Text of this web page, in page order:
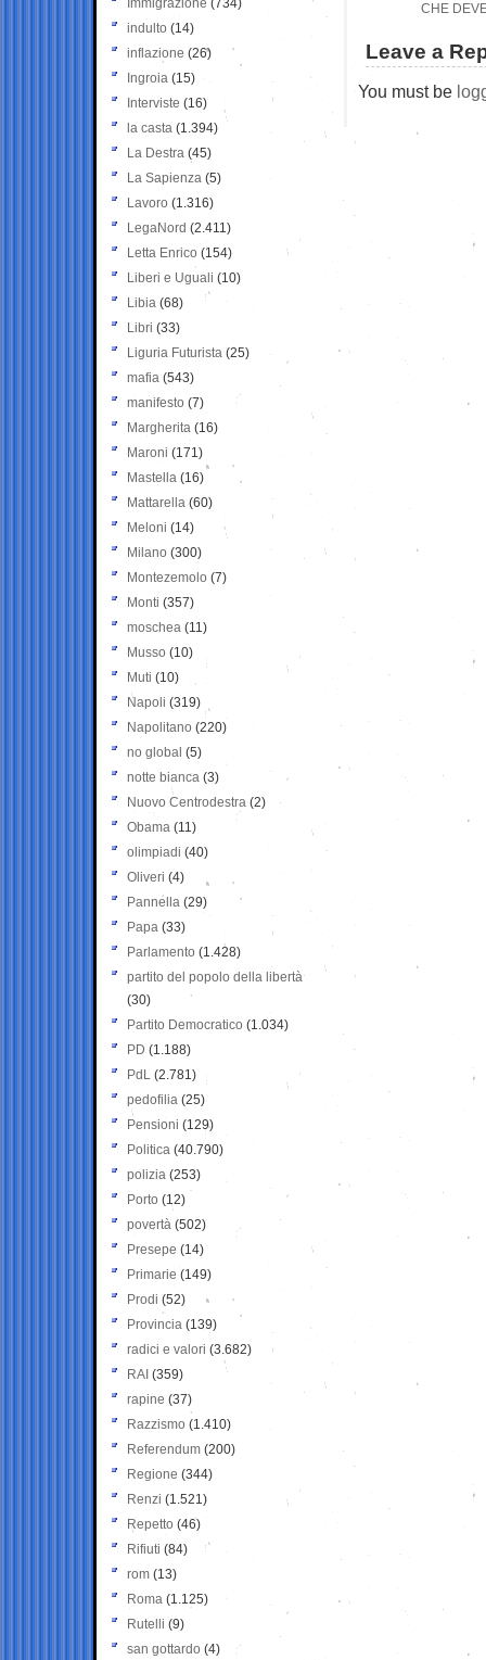
CHE
Leave a
You must be
Immigrazione (734)
indulto (14)
inflazione (26)
Ingroia (15)
Interviste (16)
la casta (1.394)
La Destra (45)
La Sapienza (5)
Lavoro (1.316)
LegaNord (2.411)
Letta Enrico (154)
Liberi e Uguali (10)
Libia (68)
Libri (33)
Liguria Futurista (25)
mafia (543)
manifesto (7)
Margherita (16)
Maroni (171)
Mastella (16)
Mattarella (60)
Meloni (14)
Milano (300)
Montezemolo (7)
Monti (357)
moschea (11)
Musso (10)
Muti (10)
Napoli (319)
Napolitano (220)
no global (5)
notte bianca (3)
Nuovo Centrodestra (2)
Obama (11)
olimpiadi (40)
Oliveri (4)
Pannella (29)
Papa (33)
Parlamento (1.428)
partito del popolo della libertà
(30)
Partito Democratico (1.034)
PD (1.188)
PdL (2.781)
pedofilia (25)
Pensioni (129)
Politica (40.790)
polizia (253)
Porto (12)
povertà (502)
Presepe (14)
Primarie (149)
Prodi (52)
Provincia (139)
radici e valori (3.682)
RAI (359)
rapine (37)
Razzismo (1.410)
Referendum (200)
Regione (344)
Renzi (1.521)
Repetto (46)
Rifiuti (84)
rom (13)
Roma (1.125)
Rutelli (9)
san gottardo (4)